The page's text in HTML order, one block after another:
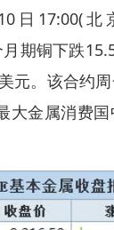
日17:00(北
期铜下跌
元。该合约
大金属消费